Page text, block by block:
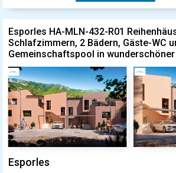
Esporles HA-MLN-432-R01
Schlafzimmern, 2 Bädern, Gäste-WC
Gemeinschaftspool in
Esporles